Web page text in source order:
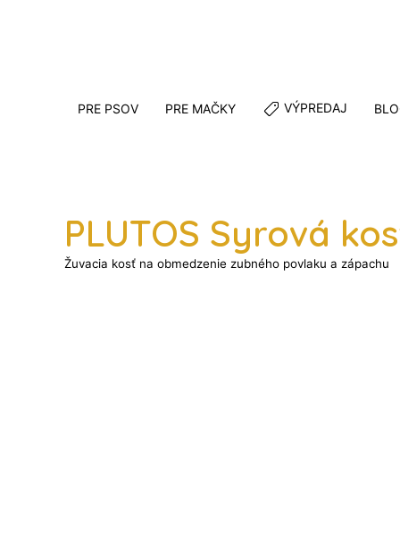
PRE PSOV PRE MAČKY VÝPREDAJ
PLUTOS Syrová
Žuvacia kosť na obmedzenie zubného povlaku a zápachu